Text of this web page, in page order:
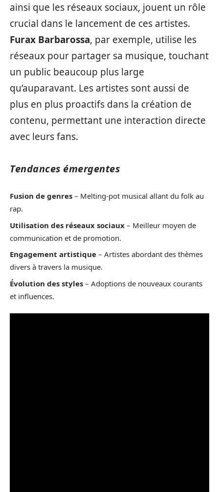
ainsi que les réseaux sociaux, jouent un rôle
crucial dans le lancement de ces artistes.
Furax Barbarossa, par exemple, utilise les
réseaux pour partager sa musique, touchant
un public beaucoup plus large
qu’auparavant. Les artistes sont aussi de
plus en plus proactifs dans la création de
contenu, permettant une interaction directe
avec leurs fans.
Tendances émergentes
Fusion de genres – Melting-pot musical allant du folk au
rap.
Utilisation des réseaux sociaux – Meilleur moyen de
communication et de promotion.
Engagement artistique – Artistes abordant des thèmes
divers à travers la musique.
Évolution des styles – Adoptions de nouveaux courants
et influences.